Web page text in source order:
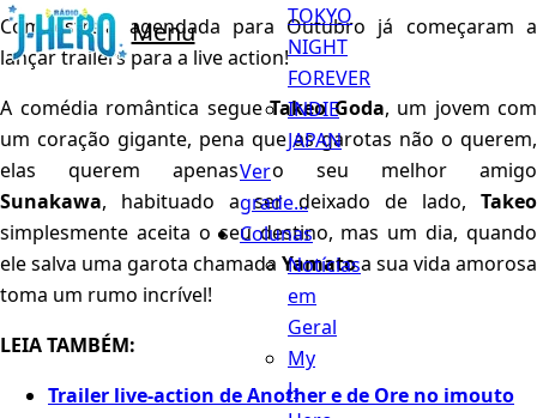
Menu
TOKYO
NIGHT
FOREVER
INDIE
JAPAN
Ver
grade...
Colunas
Notícias
em
Geral
My
J-
Com estreia agendada para Outubro já começaram a
lançar trailers para a live action!
A comédia romântica segueTakeo Goda, um jovem com
um coração gigante, pena que as garotas não o querem,
elas querem apenas o seu melhor amigo
Sunakawa, habituado a ser deixado de lado,Takeo
simplesmente aceita o seu destino, mas um dia, quando
ele salva uma garota chamada Yamatoa sua vida amorosa
toma um rumo incrível!
LEIA TAMBÉM:
Trailer live-action de Another e de Ore no imouto